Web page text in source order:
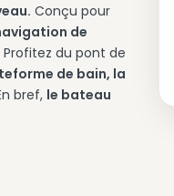
Conçu pour
de
Profitez du pont de
de bain, la
bref, le bateau